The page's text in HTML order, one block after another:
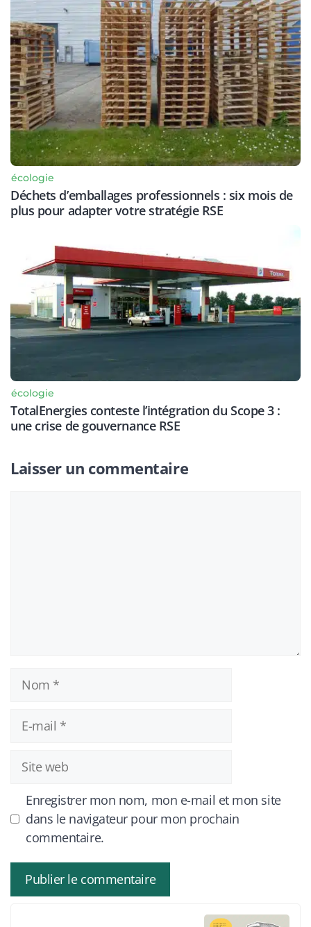
écologie
Déchets d’emballages professionnels : six mois de
plus pour adapter votre stratégie RSE
écologie
TotalEnergies conteste l’intégration du Scope 3 :
une crise de gouvernance RSE
Laisser un commentaire
Nom
mail
Site
web
Enregistrer mon nom, mon e-mail et mon site
dans le navigateur pour mon prochain
commentaire.